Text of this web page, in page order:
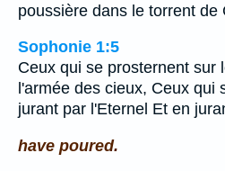
poussière dans le torrent de
Sophonie 1:5
Ceux qui se prosternent sur
l'armée des cieux, Ceux qui
jurant par l'Eternel Et en
have poured.